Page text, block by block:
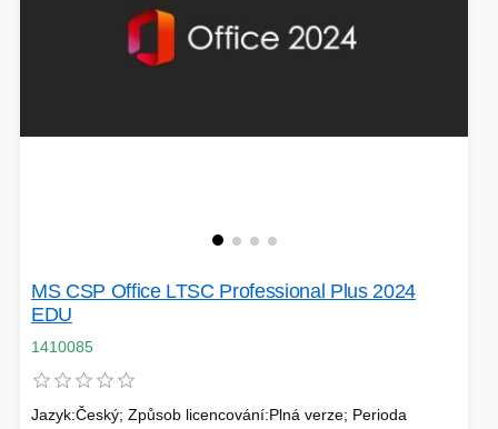
MS CSP Office LTSC Professional Plus 2024
EDU
1410085
Jazyk:Český; Způsob licencování:Plná verze; Perioda